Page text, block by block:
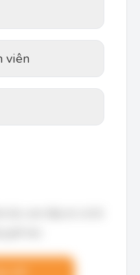
viên